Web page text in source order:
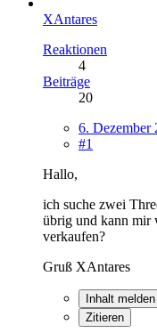
XAntares
Reaktionen
4
Beiträge
20
6. Dezember
#1
Hallo,
ich suche zwei
übrig und kann mir
verkaufen?
Gruß XAntares
Inhalt melden
Zitieren